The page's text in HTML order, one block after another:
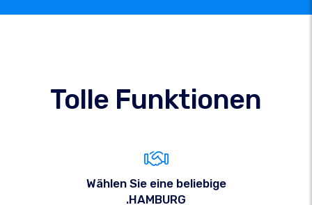
Tolle Funktionen
Wählen Sie eine beliebige
.HAMBURG